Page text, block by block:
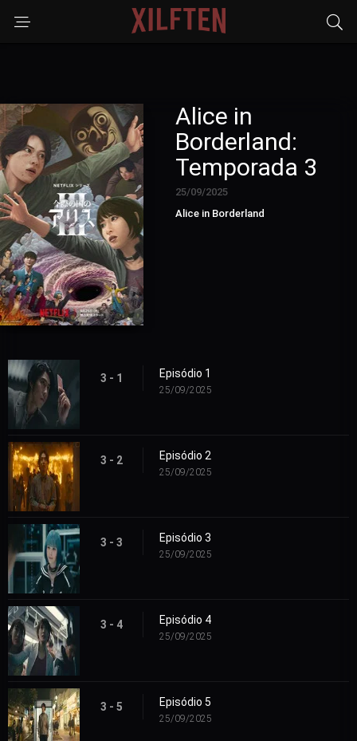
Alice in
Borderland:
Temporada 3
25/09/2025
Alice in Borderland
3 - 1 Episódio 1
25/09/2025
3 - 2 Episódio 2
25/09/2025
3 - 3 Episódio 3
25/09/2025
3 - 4 Episódio 4
25/09/2025
3 - 5 Episódio 5
25/09/2025